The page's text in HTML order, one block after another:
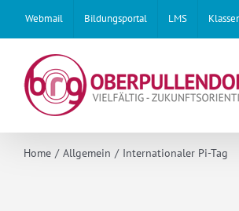
content
Webmail Bildungsportal LMS
Home Allgemein Internationaler Pi-Tag